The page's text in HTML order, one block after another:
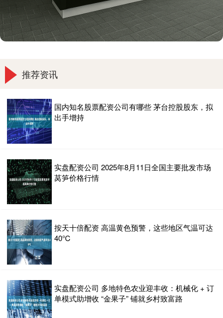
推荐资讯
国内知名股票配资公司有哪些 茅台控股股东，拟
出手增持
实盘配资公司 2025年8月11日全国主要批发市场
莴笋价格行情
按天十倍配资 高温黄色预警，这些地区气温可达
40℃
实盘配资公司 多地特色农业迎丰收：机械化 + 订
单模式助增收 “金果子” 铺就乡村致富路